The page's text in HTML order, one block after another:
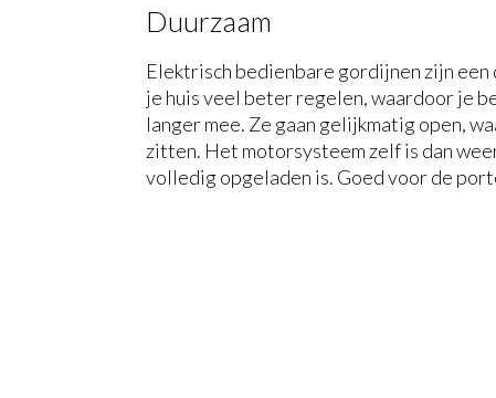
Duurzaam
Elektrisch bedienbare gordijnen zijn een
je huis veel beter regelen, waardoor je
langer mee. Ze gaan gelijkmatig open,
zitten. Het motorsysteem zelf is dan
volledig opgeladen is. Goed voor de